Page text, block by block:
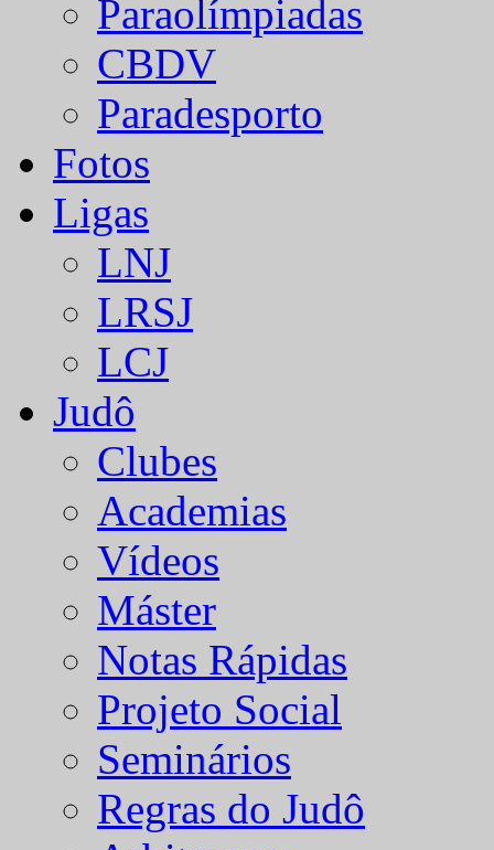
Paraolímpiadas
CBDV
Paradesporto
Fotos
Ligas
LNJ
LRSJ
LCJ
Judô
Clubes
Academias
Vídeos
Máster
Notas Rápidas
Projeto Social
Seminários
Regras do Judô